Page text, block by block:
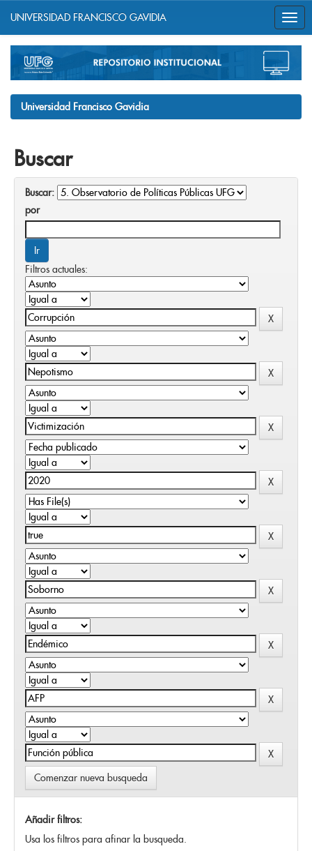
navigation
UNIVERSIDAD FRANCISCO GAVIDIA
Universidad Francisco Gavidia
Buscar
Buscar:
por
Filtros actuales:
Comenzar nueva busqueda
Añadir filtros:
Usa los filtros para afinar la busqueda.